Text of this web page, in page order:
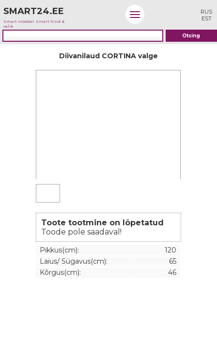
SMART24.EE
Smart mööbel. Smart hind &
valik
RUS
EST
Diivanilaud CORTINA valge
Toote tootmine on lõpetatud
Toode pole saadaval!
Pikkus(cm):
120
Laius/ Sügavus(cm):
65
Kõrgus(cm):
46